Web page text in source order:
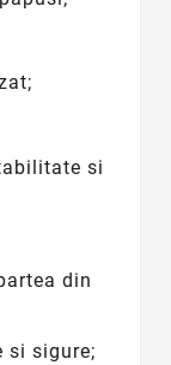
si
din
si sigure;